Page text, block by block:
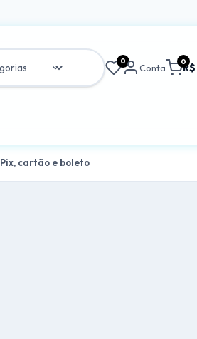
0
Conta
0
Pix, cartão e boleto